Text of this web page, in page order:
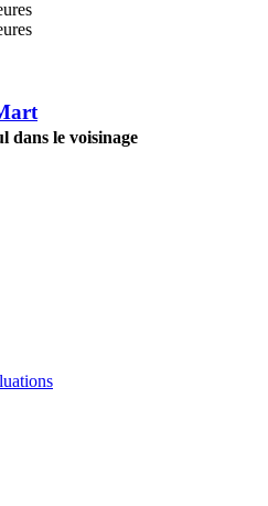
dans le voisinage